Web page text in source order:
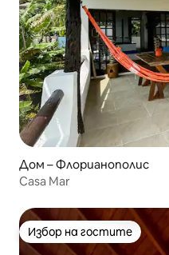
Дом – Флорианополис
Casa Mar
Избор на гостите
Избор на гостите